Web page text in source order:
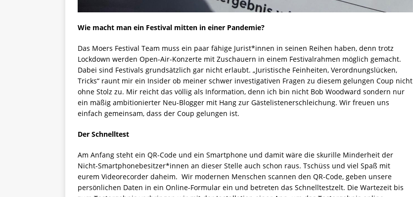
Wie macht man ein Festival mitten in einer Pandemie?
Das Moers Festival Team muss ein paar fähige Jurist*innen in seinen Reihen haben, denn trotz
Lockdown werden Open-Air-Konzerte mit Zuschauern in einem Festivalrahmen möglich gemacht.
Dabei sind Festivals grundsätzlich gar nicht erlaubt. „Juristische Feinheiten, Verordnungslücken,
Tricks“ raunt mir ein Insider ob meiner schwer investigativen Fragen zu diesem gelungen Coup nicht
ohne Stolz zu. Mir reicht das völlig als Information, denn ich bin nicht Bob Woodward sondern nur
ein mäßig ambitionierter Neu-Blogger mit Hang zur Gästelistenerschleichung. Wir freuen uns
einfach gemeinsam, dass der Coup gelungen ist.
Der Schnelltest
Am Anfang steht ein QR-Code und ein Smartphone und damit wäre die skurille Minderheit der
Nicht-Smartphonebesitzer*innen an dieser Stelle auch schon raus. Tschüss und viel Spaß mit
eurem Videorecorder daheim. Wir modernen Menschen scannen den QR-Code, geben unsere
persönlichen Daten in ein Online-Formular ein und betreten das Schnelltestzelt. Die Wartezeit bis